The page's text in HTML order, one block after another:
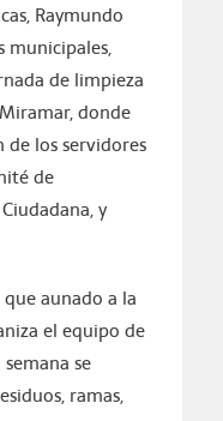
Raymundo
municipales,
de limpieza
donde
los servidores
de
y
aunado a la
el equipo de
se
ramas,